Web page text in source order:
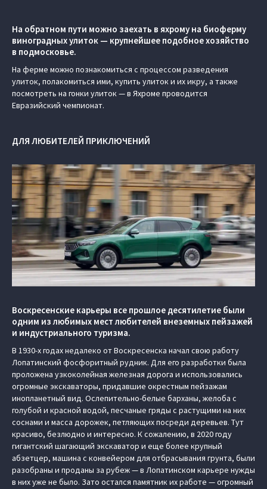
На обратном пути можно заехать в яхрому на биоферму
виноградных улиток — крупнейшее подобное хозяйство
в подмосковье.
На ферме можно познакомиться с процессом разведения
улиток, полакомиться ими, купить улиток и их икру, а также
посмотреть на гонки улиток — в Яхроме проводится
Евразийский чемпионат.
ДЛЯ ЛЮБИТЕЛЕЙ ПРИКЛЮЧЕНИЙ
Воскресенские карьеры все прошлое десятилетие были
одним из любимых мест любителей внеземных пейзажей
и индустриального туризма.
В 1930-х годах недалеко от Воскресенска начал свою работу
Лопатинский фосфоритный рудник. Для его разработки была
проложена узкоколейная железная дорога и использовались
огромные экскаваторы, придавшие окрестным пейзажам
инопланетный вид. Ослепительно-белые барханы, желоба с
голубой и красной водой, песчаные гряды с растущими на них
соснами и масса дорожек, петляющих посреди деревьев. Тут
красиво, безлюдно и интересно. К сожалению, в 2020 году
гигантский шагающий экскаватор и еще более крупный
абзетцер, машина с конвейером для отбрасывания грунта, были
разобраны и проданы за рубеж — в Лопатинском карьере нужды
в них уже не было. Зато остался памятник их работе — огромный